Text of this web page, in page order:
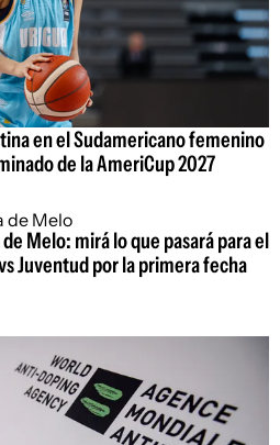
en el Sudamericano femenino
de la AmeriCup 2027
Melo: mirá lo que pasará para el
Juventud por la primera fecha